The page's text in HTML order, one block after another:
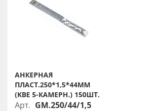
АНКЕРНАЯ
ПЛАСТ.250*1,5*44ММ
(KBE 5-КАМЕРН.) 150ШТ.
Арт. GM.250/44/1,5